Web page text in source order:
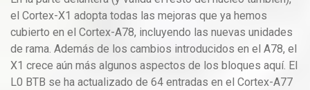
el Cortex-X1 adopta todas las mejoras que ya hemos
cubierto en el Cortex-A78, incluyendo las nuevas unidades
de rama. Además de los cambios introducidos en el A78, el
X1 crece aún más algunos aspectos de los bloques aquí. El
L0 BTB se ha actualizado de 64 entradas en el Cortex-A77